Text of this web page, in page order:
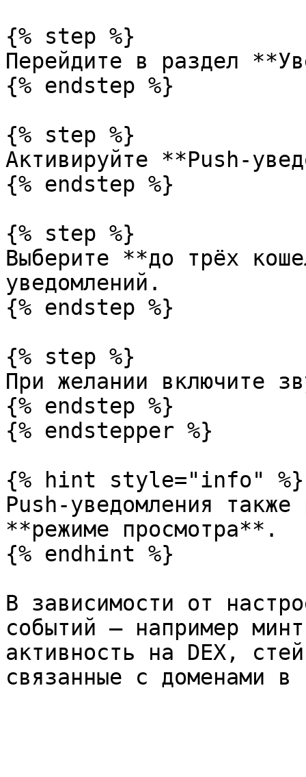
{% step %}
Перейдите в раздел
{% endstep %}
{% step %}
Активируйте **Push-
{% endstep %}
{% step %}
Выберите **до трёх
уведомлений.
{% endstep %}
{% step %}
При желании включите
{% endstep %}
{% endstepper %}
{% hint style="info" %}
Push-уведомления
**режиме просмотра**.
{% endhint %}
В зависимости от
событий — например
активность на DEX,